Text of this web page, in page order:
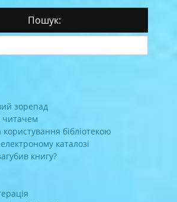
Пошук:
зорепад
читачем
бібліотекою
каталозі
книгу?